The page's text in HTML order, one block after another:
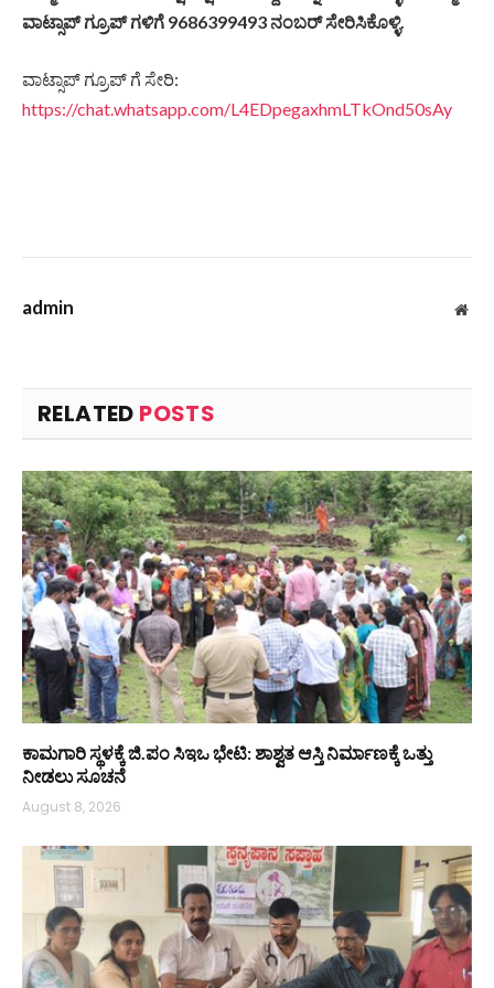
ವಾಟ್ಸಾಪ್ ಗ್ರೂಪ್ ಗಳಿಗೆ 9686399493 ನಂಬರ್ ಸೇರಿಸಿಕೊಳ್ಳಿ.
ವಾಟ್ಸಾಪ್ ಗ್ರೂಪ್ ಗೆ ಸೇರಿ:
https://chat.whatsapp.com/L4EDpegaxhmLTkOnd50sAy
admin
RELATED POSTS
ಕಾಮಗಾರಿ ಸ್ಥಳಕ್ಕೆ ಜಿ.ಪಂ ಸಿಇಒ ಭೇಟಿ: ಶಾಶ್ವತ ಆಸ್ತಿ ನಿರ್ಮಾಣಕ್ಕೆ ಒತ್ತು
ನೀಡಲು ಸೂಚನೆ
August 8, 2026